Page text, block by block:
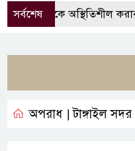
সর্বশেষ
দেশকে অস্থিতিশীল করার
অপরাধ |টাঙ্গাইল সদর